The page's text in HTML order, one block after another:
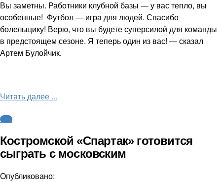
Вы заметны. Работники клубной базы — у вас тепло, вы
особенные! Футбол — игра для людей. Спасибо
болельщику! Верю, что вы будете суперсилой для команды
в предстоящем сезоне. Я теперь один из вас! — сказал
Артем Булойчик.
Читать далее ...
ФНЛ
Костромской «Спартак» готовится
сыграть с московским
Опубликовано: